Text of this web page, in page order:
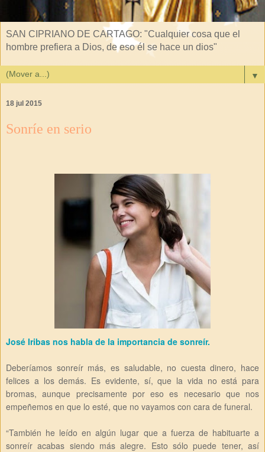
SAN CIPRIANO DE CARTAGO: "Cualquier cosa que el
hombre prefiera a Dios, de eso él se hace un dios"
▼
18 jul 2015
Sonríe en serio
José Iribas nos habla de la importancia de sonreír.
Deberíamos sonreír más, es saludable, no cuesta dinero, hace
felices a los demás. Es evidente, sí, que la vida no está para
bromas, aunque precisamente por eso es necesario que nos
empeñemos en que lo esté, que no vayamos con cara de funeral.
“También he leído en algún lugar que a fuerza de habituarte a
sonreír acabas siendo más alegre. Esto sólo puede tener, así